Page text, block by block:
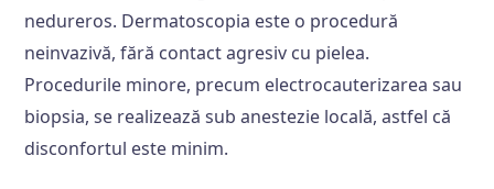
nedureros. Dermatoscopia este o procedură
neinvazivă, fără contact agresiv cu pielea.
Procedurile minore, precum electrocauterizarea sau
biopsia, se realizează sub anestezie locală, astfel că
disconfortul este minim.